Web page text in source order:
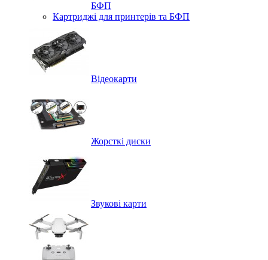
БФП
Картриджі для принтерів та БФП
Відеокарти
Жорсткі диски
Звукові карти